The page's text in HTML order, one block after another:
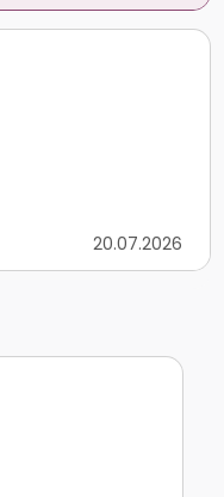
20.07.2026